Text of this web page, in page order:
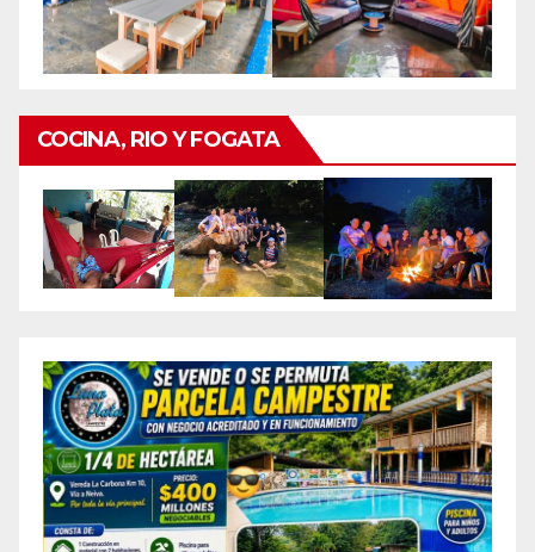
COCINA, RIO Y FOGATA